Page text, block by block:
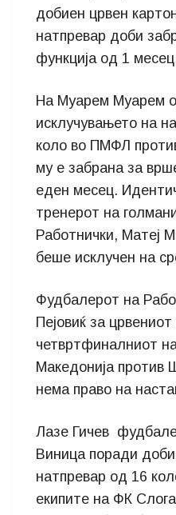
добиен црвен
натпревар доби
функција од 1
На Муарем Муарем
исклучувањето на
коло во ПМФЛ
му е забрана за
еден месец.
тренерот на
Работнички, Матеј
беше исклучен на
Фудбалерот на
Пејовиќ за
четвртфиналниот
Македонија против
нема право на
Лазе Гичев
Виница поради
натпревар од 16
екипите на ФК